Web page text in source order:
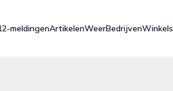
meldingenArtikelenWeerBedrijvenWinkels